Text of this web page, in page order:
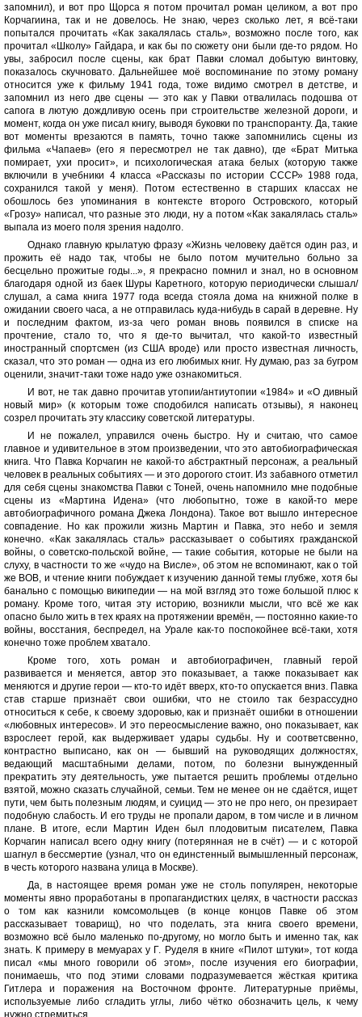
запомнил), и вот про Щорса я потом прочитал роман целиком, а вот про
Корчагиина, так и не довелось. Не знаю, через сколько лет, я всё-таки
попытался прочитать «Как закалялась сталь», возможно после того, как
прочитал «Школу» Гайдара, и как бы по сюжету они были где-то рядом. Но
увы, забросил после сцены, как брат Павки сломал добытую винтовку,
показалось скучновато. Дальнейшее моё воспоминание по этому роману
относится уже к фильму 1941 года, тоже видимо смотрел в детстве, и
запомнил из него две сцены — это как у Павки отвалилась подошва от
сапога в лютую дождливую осень при строительстве железной дороги, и
момент, когда он уже писал книгу, выводя буковки по транспоранту. Да, такие
вот моменты врезаются в память, точно также запомнились сцены из
фильма «Чапаев» (его я пересмотрел не так давно), где «Брат Митька
помирает, ухи просит», и психологическая атака белых (которую также
включили в учебники 4 класса «Рассказы по истории СССР» 1988 года,
сохранился такой у меня). Потом естественно в старших классах не
обошлось без упоминания в контексте второго Островского, который
«Грозу» написал, что разные это люди, ну а потом «Как закалялась сталь»
выпала из моего поля зрения надолго.
Однако главную крылатую фразу «Жизнь человеку даётся один раз, и
прожить её надо так, чтобы не было потом мучительно больно за
бесцельно прожитые годы...», я прекрасно помнил и знал, но в основном
благодаря одной из баек Шуры Каретного, которую периодически слышал/
слушал, а сама книга 1977 года всегда стояла дома на книжной полке в
ожидании своего часа, а не отправилась куда-нибудь в сарай в деревне. Ну
и последним фактом, из-за чего роман вновь появился в списке на
прочтение, стало то, что я где-то вычитал, что какой-то известный
иностранный спортсмен (из США вроде) или просто известная личность,
сказал, что это роман — одна из его любимых книг. Ну думаю, раз за бугром
оценили, значит-таки тоже надо уже ознакомиться.
И вот, не так давно прочитав утопии/антиутопии «1984» и «О дивный
новый мир» (к которым тоже сподобился написать отзывы), я наконец
созрел прочитать эту классику советской литературы.
И не пожалел, управился очень быстро. Ну и считаю, что самое
главное и удивительное в этом произведении, что это автобиографическая
книга. Что Павка Корчагин не какой-то абстрактный персонаж, а реальный
человек в реальных событиях — и это дорогого стоит. Из забавного отметил
для себя сцены знакомства Павки с Тоней, очень напомнило мне подобные
сцены из «Мартина Идена» (что любопытно, тоже в какой-то мере
автобиографичного романа Джека Лондона). Такое вот вышло интересное
совпадение. Но как прожили жизнь Мартин и Павка, это небо и земля
конечно. «Как закалялась сталь» рассказывает о событиях гражданской
войны, о советско-польской войне, — такие события, которые не были на
слуху, в частности то же «чудо на Висле», об этом не вспоминают, как о той
же ВОВ, и чтение книги побуждает к изучению данной темы глубже, хотя бы
банально с помощью википедии — на мой взгляд это тоже большой плюс к
роману. Кроме того, читая эту историю, возникли мысли, что всё же как
опасно было жить в тех краях на протяжении времён, — постоянно какие-то
войны, восстания, беспредел, на Урале как-то поспокойнее всё-таки, хотя
конечно тоже проблем хватало.
Кроме того, хоть роман и автобиографичен, главный герой
развивается и меняется, автор это показывает, а также показывает как
меняются и другие герои — кто-то идёт вверх, кто-то опускается вниз. Павка
став старше признаёт свои ошибки, что не стоило так безрассудно
относиться к себе, к своему здоровью, как и признаёт ошибки в отношении
«любовных интересов». И это переосмысление важно, оно показывает, как
взрослеет герой, как выдерживает удары судьбы. Ну и соответсвенно,
контрастно выписано, как он — бывший на руководящих должностях,
ведающий масштабными делами, потом, по болезни вынужденный
прекратить эту деятельность, уже пытается решить проблемы отдельно
взятой, можно сказать случайной, семьи. Тем не менее он не сдаётся, ищет
пути, чем быть полезным людям, и суицид — это не про него, он презирает
подобную слабость. И его труды не пропали даром, в том числе и в личном
плане. В итоге, если Мартин Иден был плодовитым писателем, Павка
Корчагин написал всего одну книгу (потерянная не в счёт) — и с которой
шагнул в бессмертие (узнал, что он единстенный вымышленный персонаж,
в честь которого названа улица в Москве).
Да, в настоящее время роман уже не столь популярен, некоторые
моменты явно проработаны в пропагандистких целях, в частности рассказ
о том как казнили комсомольцев (в конце концов Павке об этом
рассказывает товарищ), но что поделать, эта книга своего времени,
возможно всё было маленько по-другому, но могло быть и именно так, как
знать. К примеру в мемуарах у Г. Руделя в книге «Пилот штуки», тот когда
писал «мы много говорили об этом», после изучения его биографии,
понимаешь, что под этими словами подразумевается жёсткая критика
Гитлера и поражения на Восточном фронте. Литературные приёмы,
используемые либо сгладить углы, либо чётко обозначить цель, к чему
нужно стремиться...